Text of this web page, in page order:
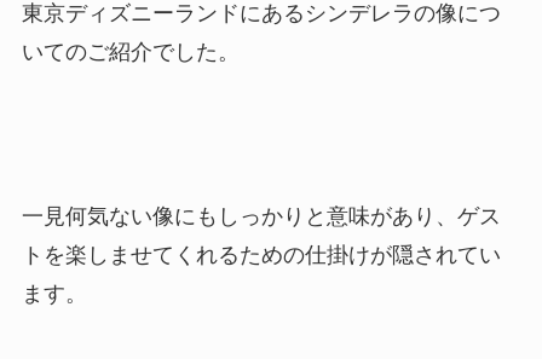
東京ディズニーランドにあるシンデレラの像につ
いてのご紹介でした。
一見何気ない像にもしっかりと意味があり、ゲス
トを楽しませてくれるための仕掛けが隠されてい
ます。